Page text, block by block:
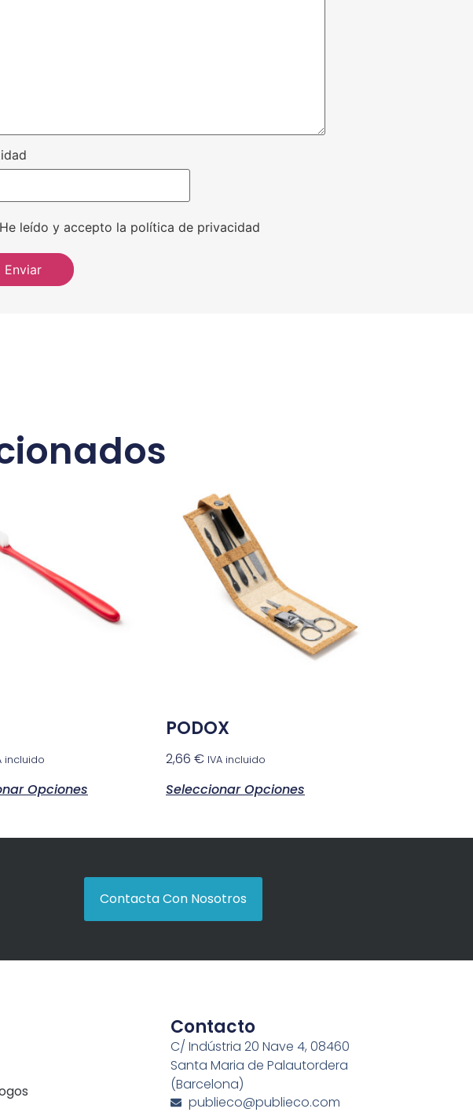
He leído y accepto la política de privacidad
incluido
Opciones
PODOX
2,66 € IVA incluido
Seleccionar Opciones
Contacta Con Nosotros
Contacto
C/ Indústria 20 Nave 4, 08460
Santa Maria de Palautordera
(Barcelona)
publieco@publieco.com